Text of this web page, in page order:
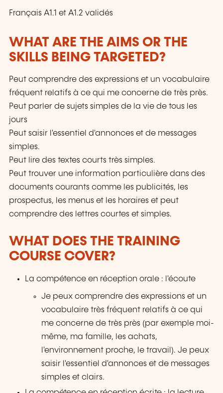
Français A1.1 et A1.2 validés
WHAT ARE THE AIMS OR THE
SKILLS BEING TARGETED?
Peut comprendre des expressions et un vocabulaire
fréquent relatifs à ce qui me concerne de très près.
Peut parler de sujets simples de la vie de tous les
jours
Peut saisir l'essentiel d'annonces et de messages
simples.
Peut lire des textes courts très simples.
Peut trouver une information particulière dans des
documents courants comme les publicités, les
prospectus, les menus et les horaires et peut
comprendre des lettres courtes et simples.
WHAT DOES THE TRAINING
COURSE COVER?
La compétence en réception orale : l'écoute
Je peux comprendre des expressions et un
vocabulaire très fréquent relatifs à ce qui
me concerne de très près (par exemple moi-
même, ma famille, les achats,
l'environnement proche, le travail). Je peux
saisir l'essentiel d'annonces et de messages
simples et clairs.